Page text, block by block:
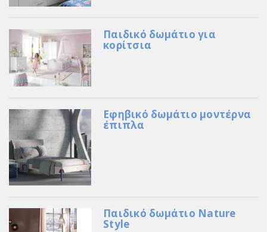
Παιδικό δωμάτιο για
κορίτσια
Εφηβικό δωμάτιο μοντέρνα
έπιπλα
Παιδικό δωμάτιο Nature
Style